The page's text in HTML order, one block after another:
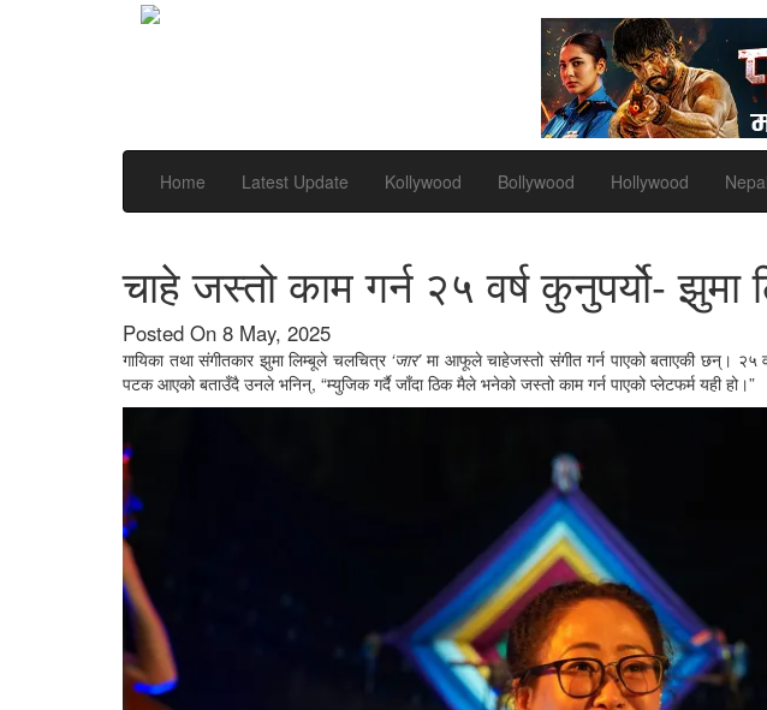
Home Latest Update Kollywood Bollywood Hollywood
चाहे जस्तो काम गर्न २५ वर्ष कुनुपर्यो- झुमा
Posted On 8 May, 2025
गायिका तथा संगीतकार झुमा लिम्बूले चलचित्र ‘जार’मा आफूले चाहेजस्तो संगीत गर्न पाएको बताएकी छन्। २५
पटक आएको बताउँदै उनले भनिन्, “म्युजिक गर्दै जाँदा ठिक मैले भनेको जस्तो काम गर्न पाएको प्लेटफर्म यही हो।”